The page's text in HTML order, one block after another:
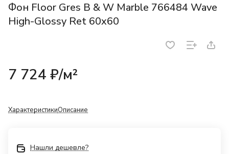
Фон Floor Gres B & W Marble 766484 Wave
High-Glossy Ret 60x60
7 724 ₽/м²
ХарактеристикиОписание
Нашли дешевле?